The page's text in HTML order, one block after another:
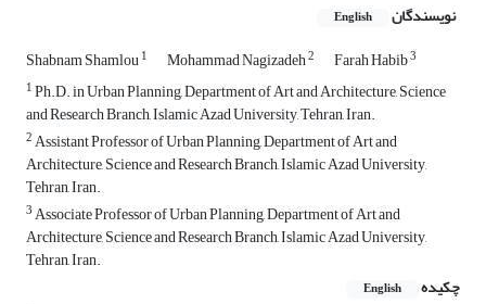
نویسندگان English
Shabnam Shamlou1 Mohammad Nagizadeh2 Farah Habib3
1Ph.D. in Urban Planning, Department of Art and Architecture, Science
and Research Branch, Islamic Azad University, Tehran, Iran.
2Assistant Professor of Urban Planning, Department of Art and
Architecture, Science and Research Branch, Islamic Azad University,
Tehran, Iran.
3Associate Professor of Urban Planning, Department of Art and
Architecture, Science and Research Branch, Islamic Azad University,
Tehran, Iran.
چکیده
English